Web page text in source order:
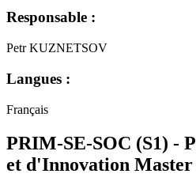
Responsable :
Petr KUZNETSOV
Langues :
Français
PRIM-SE-SOC (S1) -
et d'Innovation